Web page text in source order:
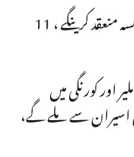
11 جنوری کو مزار قائد پر بڑا جلسہ منعقد کرینگے ،
اور کورنگی میں
سے ملے گے،